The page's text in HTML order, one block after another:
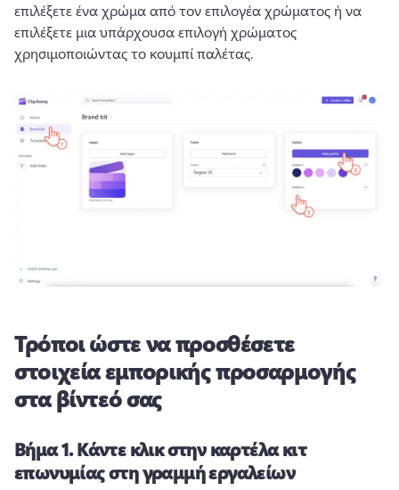
επιλέξετε ένα χρώμα από τον επιλογέα χρώματος ή να
επιλέξετε μια υπάρχουσα επιλογή χρώματος
χρησιμοποιώντας το κουμπί παλέτας.
Τρόποι ώστε να προσθέσετε
στοιχεία εμπορικής προσαρμογής
στα βίντεό σας
Βήμα 1.Κάντε κλικ στην καρτέλα κιτ
επωνυμίας στη γραμμή εργαλείων